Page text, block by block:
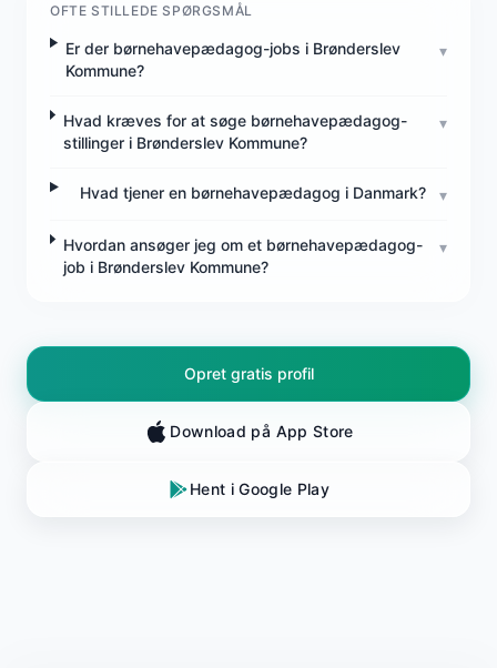
OFTE STILLEDE SPØRGSMÅL
Er der børnehavepædagog-jobs i Brønderslev
Kommune?
▾
Hvad kræves for at søge børnehavepædagog-
stillinger i Brønderslev Kommune?
▾
Hvad tjener en børnehavepædagog i Danmark? ▾
Hvordan ansøger jeg om et børnehavepædagog-
job i Brønderslev Kommune?
▾
Opret gratis profil
Download på App Store
Hent i Google Play